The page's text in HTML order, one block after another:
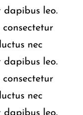
leo.
nec
leo.
nec